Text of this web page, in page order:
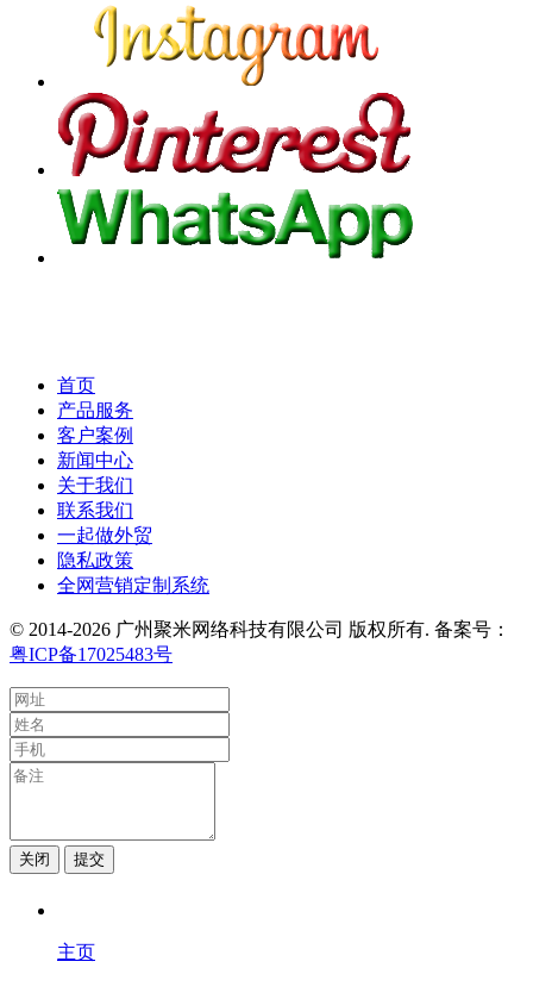
首页
产品服务
客户案例
新闻中心
关于我们
联系我们
一起做外贸
隐私政策
全网营销定制系统
© 2014-2026 广州聚米网络科技有限公司 版权所有. 备案号：
粤ICP备17025483号
关闭 提交
主页